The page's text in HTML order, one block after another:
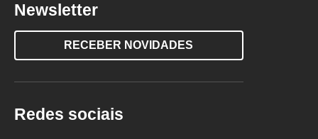
Newsletter
RECEBER NOVIDADES
Redes sociais